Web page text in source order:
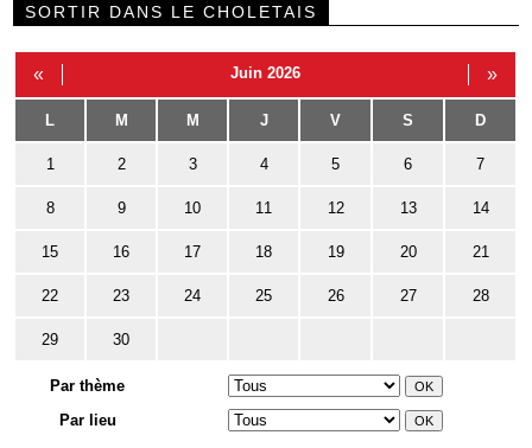
SORTIR DANS LE CHOLETAIS
« Juin 2026 »
L M M J V S D
1 2 3 4 5 6 7
8 9 10 11 12 13 14
15 16 17 18 19 20 21
22 23 24 25 26 27 28
29 30
Par thème
Par lieu